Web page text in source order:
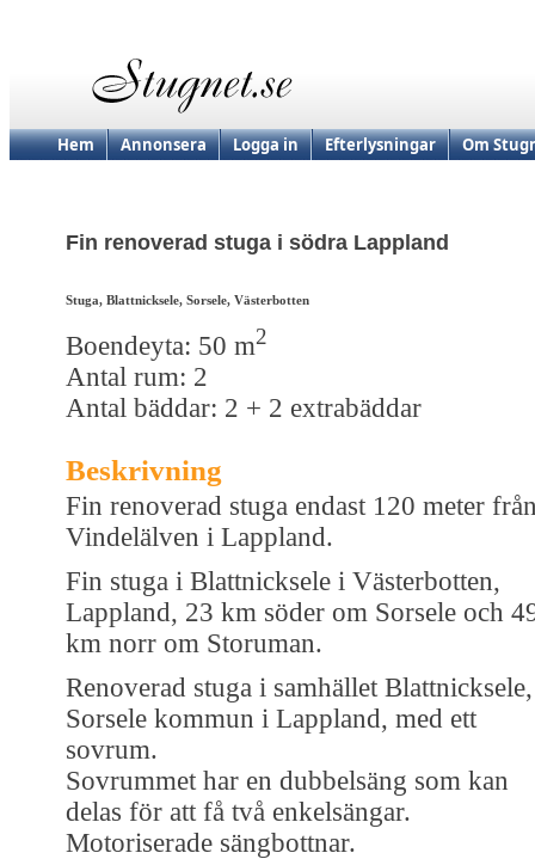
Hem Annonsera Logga in Efterlysningar Om
Fin renoverad stuga i södra Lappland
Stuga, Blattnicksele, Sorsele, Västerbotten
Boendeyta: 50 m2
Antal rum: 2
Antal bäddar: 2 + 2 extrabäddar
Beskrivning
Fin renoverad stuga endast 120 meter
Vindelälven i Lappland.
Fin stuga i Blattnicksele i Västerbotten,
Lappland, 23 km söder om Sorsele och
km norr om Storuman.
Renoverad stuga i samhället Blattnicksele,
Sorsele kommun i Lappland, med ett
sovrum.
Sovrummet har en dubbelsäng som kan
delas för att få två enkelsängar.
Motoriserade sängbottnar.